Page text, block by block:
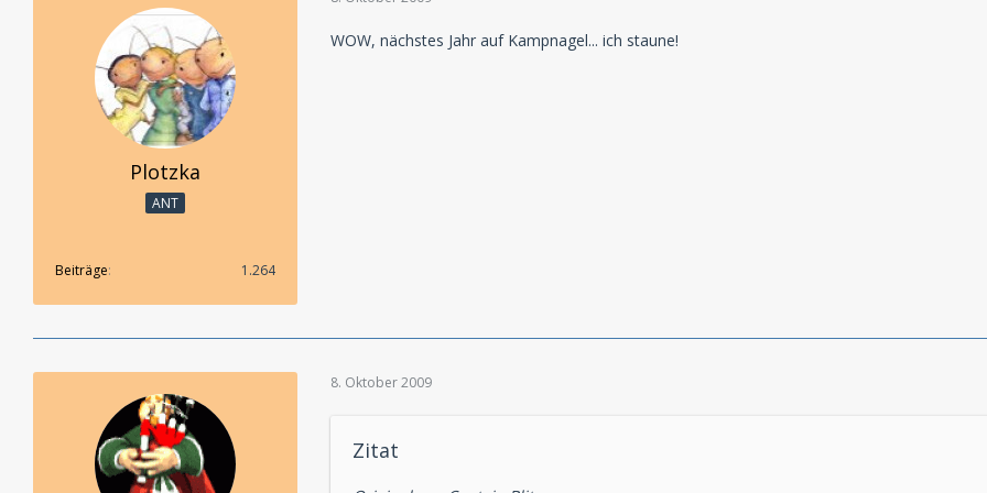
Plotzka
ANT
Beiträge 1.264
WOW, nächstes Jahr auf Kampnagel... ich staune!
8. Oktober 2009
Zitat